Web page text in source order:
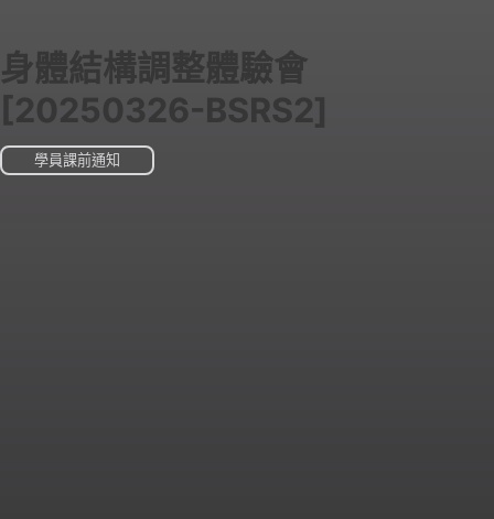
身體結構調整體驗會
[20250326-BSRS2]
學員課前通知